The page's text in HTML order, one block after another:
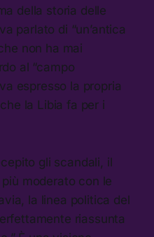
della storia delle
parlato di “un’antica
non ha mai
al “campo
espresso la propria
la Libia fa per i
gli scandali, il
moderato con le
la linea politica del
riassunta